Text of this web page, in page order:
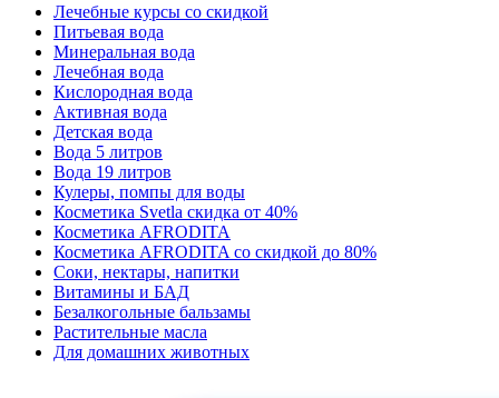
Лечебные курсы со скидкой
Питьевая вода
Минеральная вода
Лечебная вода
Кислородная вода
Активная вода
Детская вода
Вода 5 литров
Вода 19 литров
Кулеры, помпы для воды
Косметика Svetla скидка от 40%
Косметика AFRODITA
Косметика AFRODITA со скидкой до 80%
Соки, нектары, напитки
Витамины и БАД
Безалкогольные бальзамы
Растительные масла
Для домашних животных